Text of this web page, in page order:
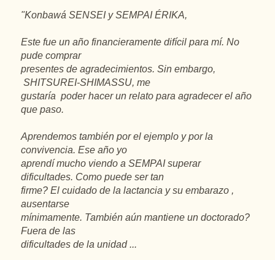
"Konbawá SENSEI y SEMPAI ÉRIKA,
Este fue un año financieramente difícil para mí. No
pude comprar
presentes de agradecimientos. Sin embargo,
SHITSUREI-SHIMASSU, me
gustaría poder hacer un relato para agradecer el año
que paso.
Aprendemos también por el ejemplo y por la
convivencia. Ese año yo
aprendí mucho viendo a SEMPAI superar
dificultades. Como puede ser tan
firme? El cuidado de la lactancia y su embarazo ,
ausentarse
mínimamente. También aún mantiene un doctorado?
Fuera de las
dificultades de la unidad ...